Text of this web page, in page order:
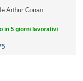
Arthur Conan
in 5 giorni lavorativi